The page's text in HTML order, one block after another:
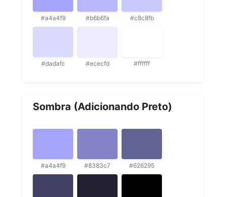
#a4a4f9 #b6b6fa #c8c8fb
#dadafc #ececfd #ffffff
Sombra (Adicionando Preto)
#a4a4f9 #8383c7 #626295